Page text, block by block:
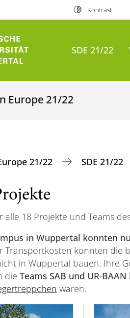
Kontrast
SDE 21/22
Europe 21/22
21/22 SDE 21/22
18 Projekte und Teams
in Wuppertal konnten
Transportkosten konnten die
in Wuppertal bauen. Ihre
die Teams SAB und UR-
waren.